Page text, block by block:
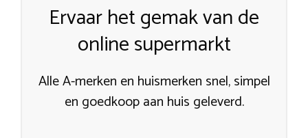
Ervaar het gemak van de
online supermarkt
Alle A-merken en huismerken snel, simpel
en goedkoop aan huis geleverd.